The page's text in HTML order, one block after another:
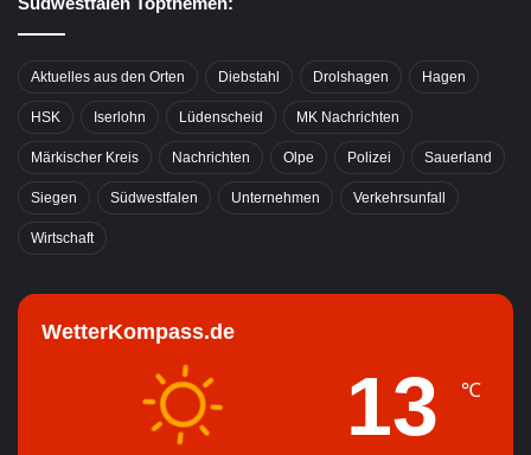
Aktuelles aus den Orten Diebstahl Drolshagen Hagen
HSK Iserlohn Lüdenscheid MK Nachrichten
Märkischer Kreis Nachrichten Olpe Polizei Sauerland
Siegen Südwestfalen Unternehmen Verkehrsunfall
Wirtschaft
WetterKompass.de
13 ℃